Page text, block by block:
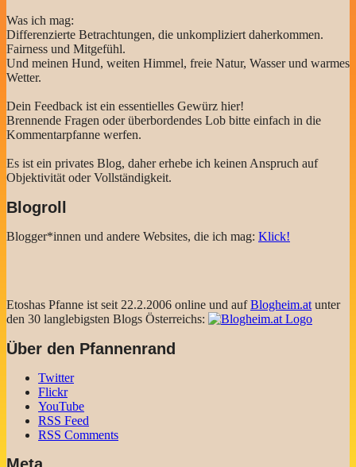
Was ich mag:
Differenzierte Betrachtungen, die unkompliziert daherkommen.
Fairness und Mitgefühl.
Und meinen Hund, weiten Himmel, freie Natur, Wasser und warmes
Wetter.
Dein Feedback ist ein essentielles Gewürz hier!
Brennende Fragen oder überbordendes Lob bitte einfach in die
Kommentarpfanne werfen.
Es ist ein privates Blog, daher erhebe ich keinen Anspruch auf
Objektivität oder Vollständigkeit.
Blogroll
Blogger*innen und andere Websites, die ich mag: Klick!
Etoshas Pfanne ist seit 22.2.2006 online und aufBlogheim.at unter
den 30 langlebigsten Blogs Österreichs:
Über den Pfannenrand
Twitter
Flickr
YouTube
RSS Feed
RSS Comments